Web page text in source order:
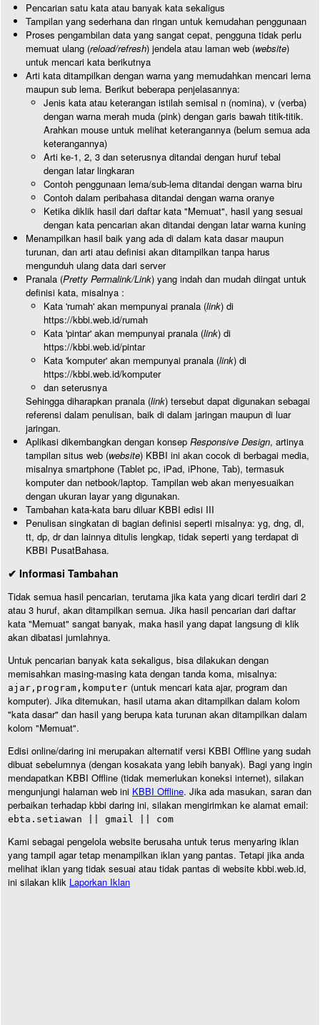
Pencarian satu kata atau banyak kata sekaligus
Tampilan yang sederhana dan ringan untuk kemudahan penggunaan
Proses pengambilan data yang sangat cepat, pengguna tidak perlu
memuat ulang (reload/refresh) jendela atau laman web (website)
untuk mencari kata berikutnya
Arti kata ditampilkan dengan warna yang memudahkan mencari lema
maupun sub lema. Berikut beberapa penjelasannya:
Jenis kata atau keterangan istilah semisal n (nomina), v (verba)
dengan warna merah muda (pink) dengan garis bawah titik-titik.
Arahkan mouse untuk melihat keterangannya (belum semua ada
keterangannya)
Arti ke-1, 2, 3 dan seterusnya ditandai dengan huruf tebal
dengan latar lingkaran
Contoh penggunaan lema/sub-lema ditandai dengan warna biru
Contoh dalam peribahasa ditandai dengan warna oranye
Ketika diklik hasil dari daftar kata "Memuat", hasil yang sesuai
dengan kata pencarian akan ditandai dengan latar warna kuning
Menampilkan hasil baik yang ada di dalam kata dasar maupun
turunan, dan arti atau definisi akan ditampilkan tanpa harus
mengunduh ulang data dari server
Pranala (Pretty Permalink/Link) yang indah dan mudah diingat untuk
definisi kata, misalnya :
Kata 'rumah' akan mempunyai pranala (link) di
https://kbbi.web.id/rumah
Kata 'pintar' akan mempunyai pranala (link) di
https://kbbi.web.id/pintar
Kata 'komputer' akan mempunyai pranala (link) di
https://kbbi.web.id/komputer
dan seterusnya
Sehingga diharapkan pranala (link) tersebut dapat digunakan sebagai
referensi dalam penulisan, baik di dalam jaringan maupun di luar
jaringan.
Aplikasi dikembangkan dengan konsep Responsive Design, artinya
tampilan situs web (website) KBBI ini akan cocok di berbagai media,
misalnya smartphone (Tablet pc, iPad, iPhone, Tab), termasuk
komputer dan netbook/laptop. Tampilan web akan menyesuaikan
dengan ukuran layar yang digunakan.
Tambahan kata-kata baru diluar KBBI edisi III
Penulisan singkatan di bagian definisi seperti misalnya: yg, dng, dl,
tt, dp, dr dan lainnya ditulis lengkap, tidak seperti yang terdapat di
KBBI PusatBahasa.
✔ Informasi Tambahan
Tidak semua hasil pencarian, terutama jika kata yang dicari terdiri dari 2
atau 3 huruf, akan ditampilkan semua. Jika hasil pencarian dari daftar
kata "Memuat" sangat banyak, maka hasil yang dapat langsung di klik
akan dibatasi jumlahnya.
Untuk pencarian banyak kata sekaligus, bisa dilakukan dengan
memisahkan masing-masing kata dengan tanda koma, misalnya:
ajar,program,komputer (untuk mencari kata ajar, program dan
komputer). Jika ditemukan, hasil utama akan ditampilkan dalam kolom
"kata dasar" dan hasil yang berupa kata turunan akan ditampilkan dalam
kolom "Memuat".
Edisi online/daring ini merupakan alternatif versi KBBI Offline yang sudah
dibuat sebelumnya (dengan kosakata yang lebih banyak). Bagi yang ingin
mendapatkan KBBI Offline (tidak memerlukan koneksi internet), silakan
mengunjungi halaman web ini KBBI Offline. Jika ada masukan, saran dan
perbaikan terhadap kbbi daring ini, silakan mengirimkan ke alamat email:
ebta.setiawan || gmail || com
Kami sebagai pengelola website berusaha untuk terus menyaring iklan
yang tampil agar tetap menampilkan iklan yang pantas. Tetapi jika anda
melihat iklan yang tidak sesuai atau tidak pantas di website kbbi.web.id,
ini silakan klik Laporkan Iklan